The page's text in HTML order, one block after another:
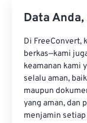
Data
Di FreeConvert,
berkas—kami
keamanan kami
selalu aman,
maupun
yang aman, dan
menjamin setiap